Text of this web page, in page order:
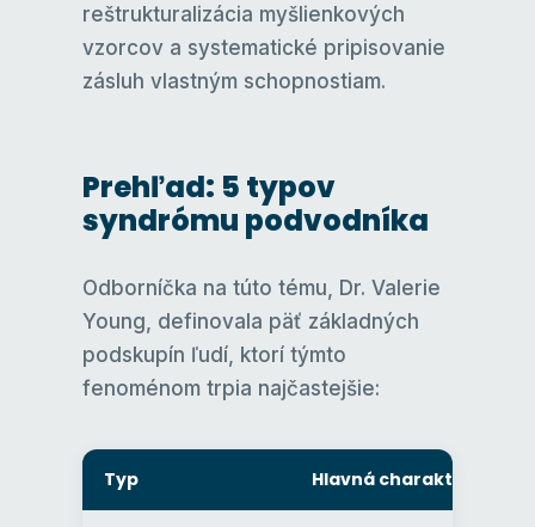
reštrukturalizácia myšlienkových
vzorcov a systematické pripisovanie
zásluh vlastným schopnostiam.
Prehľad: 5 typov
syndrómu podvodníka
Odborníčka na túto tému, Dr. Valerie
Young, definovala päť základných
podskupín ľudí, ktorí týmto
fenoménom trpia najčastejšie:
Typ Hlavná charakteristika